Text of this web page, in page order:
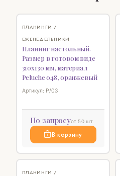
ПЛАНИНГИ /
ЕЖЕНЕДЕЛЬНИКИ
Планинг настольный.
Размер в готовом виде
310х130 мм, материал
Peluche 048, оранжевый
Артикул: P/03
По запросуот 50 шт.
В корзину
НОВИНКА
ПЛАНИНГИ /